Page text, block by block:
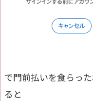
で門前払いを食らっ
ると